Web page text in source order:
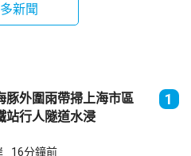
新聞
豚外圍雨帶掃上海市區
站行人隧道水浸
1
16分鐘前